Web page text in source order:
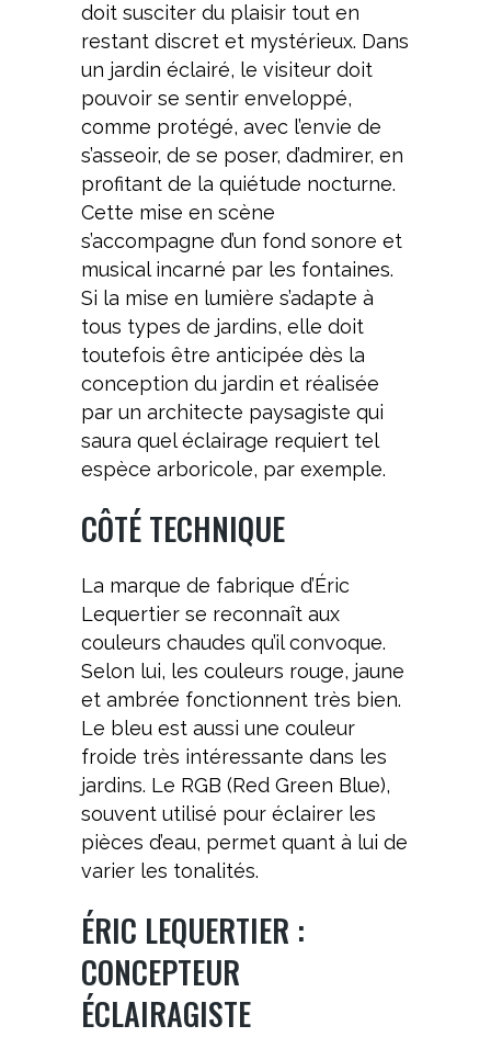
doit susciter du plaisir tout en
restant discret et mystérieux. Dans
un jardin éclairé, le visiteur doit
pouvoir se sentir enveloppé,
comme protégé, avec l’envie de
s’asseoir, de se poser, d’admirer, en
profitant de la quiétude nocturne.
Cette mise en scène
s’accompagne d’un fond sonore et
musical incarné par les fontaines.
Si la mise en lumière s’adapte à
tous types de jardins, elle doit
toutefois être anticipée dès la
conception du jardin et réalisée
par un architecte paysagiste qui
saura quel éclairage requiert tel
espèce arboricole, par exemple.
CÔTÉ TECHNIQUE
La marque de fabrique d’Éric
Lequertier se reconnaît aux
couleurs chaudes qu’il convoque.
Selon lui, les couleurs rouge, jaune
et ambrée fonctionnent très bien.
Le bleu est aussi une couleur
froide très intéressante dans les
jardins. Le RGB (Red Green Blue),
souvent utilisé pour éclairer les
pièces d’eau, permet quant à lui de
varier les tonalités.
ÉRIC LEQUERTIER :
CONCEPTEUR
ÉCLAIRAGISTE